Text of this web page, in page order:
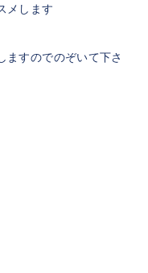
メします
ますのでのぞいて下さ